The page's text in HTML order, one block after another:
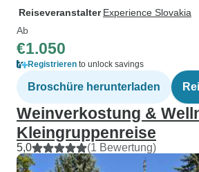
Reiseveranstalter Experience Slovakia
Ab
€1.050
Registrieren to unlock savings
Broschüre herunterladen
Weinverkostung &
Kleingruppenreise
5,0 (1 Bewertung)